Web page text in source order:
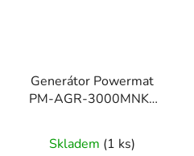
Generátor Powermat
PM-AGR-3000MNKE
Skladem (1 ks)